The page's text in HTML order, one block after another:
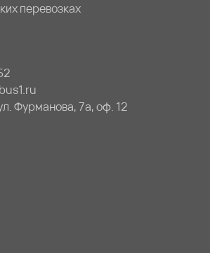
перевозках
Фурманова, 7а, оф. 12